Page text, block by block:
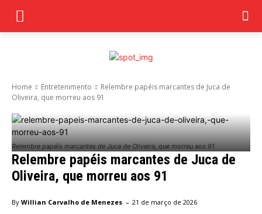
Home Entretenimento
Relembre papéis marcantes de Juca de
Oliveira, que morreu aos 91
Relembre papéis marcantes de Juca de Oliveira, que morreu aos 91
Relembre papéis marcantes de Juca de
Oliveira, que morreu aos 91
By Willian Carvalho de Menezes - 21 de março de 2026